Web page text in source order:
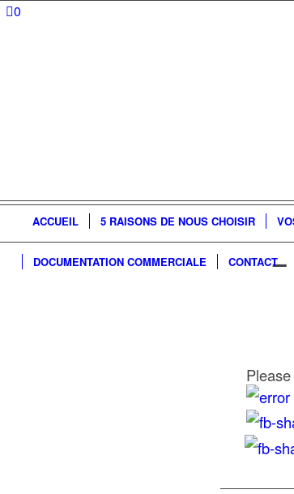
0
ACCUEIL 5 RAISONS DE NOUS CHOISIR
DOCUMENTATION COMMERCIALE CONTACT